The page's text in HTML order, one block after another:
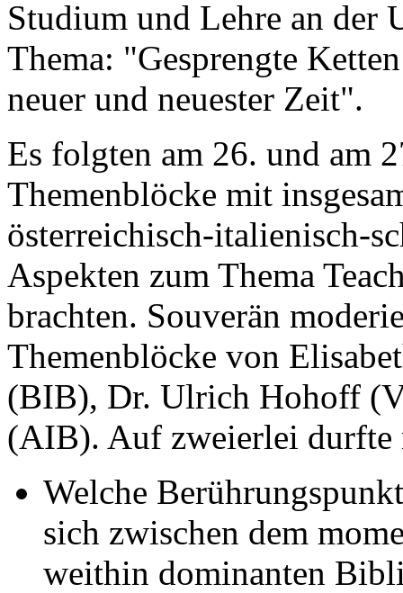
Studium und Lehre an der
Thema: "Gesprengte
neuer und neuester Zeit".
Es folgten am 26. und am
Themenblöcke mit
österreichisch-italienisch-
Aspekten zum Thema
brachten. Souverän
Themenblöcke von
(BIB), Dr. Ulrich Hohoff
(AIB). Auf zweierlei durfte
Welche
sich zwischen dem
weithin dominanten